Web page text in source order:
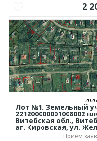
2
Лот №1. Земельный
221200000001008002
Витебская обл.,
аг. Кировская, ул.
Приём